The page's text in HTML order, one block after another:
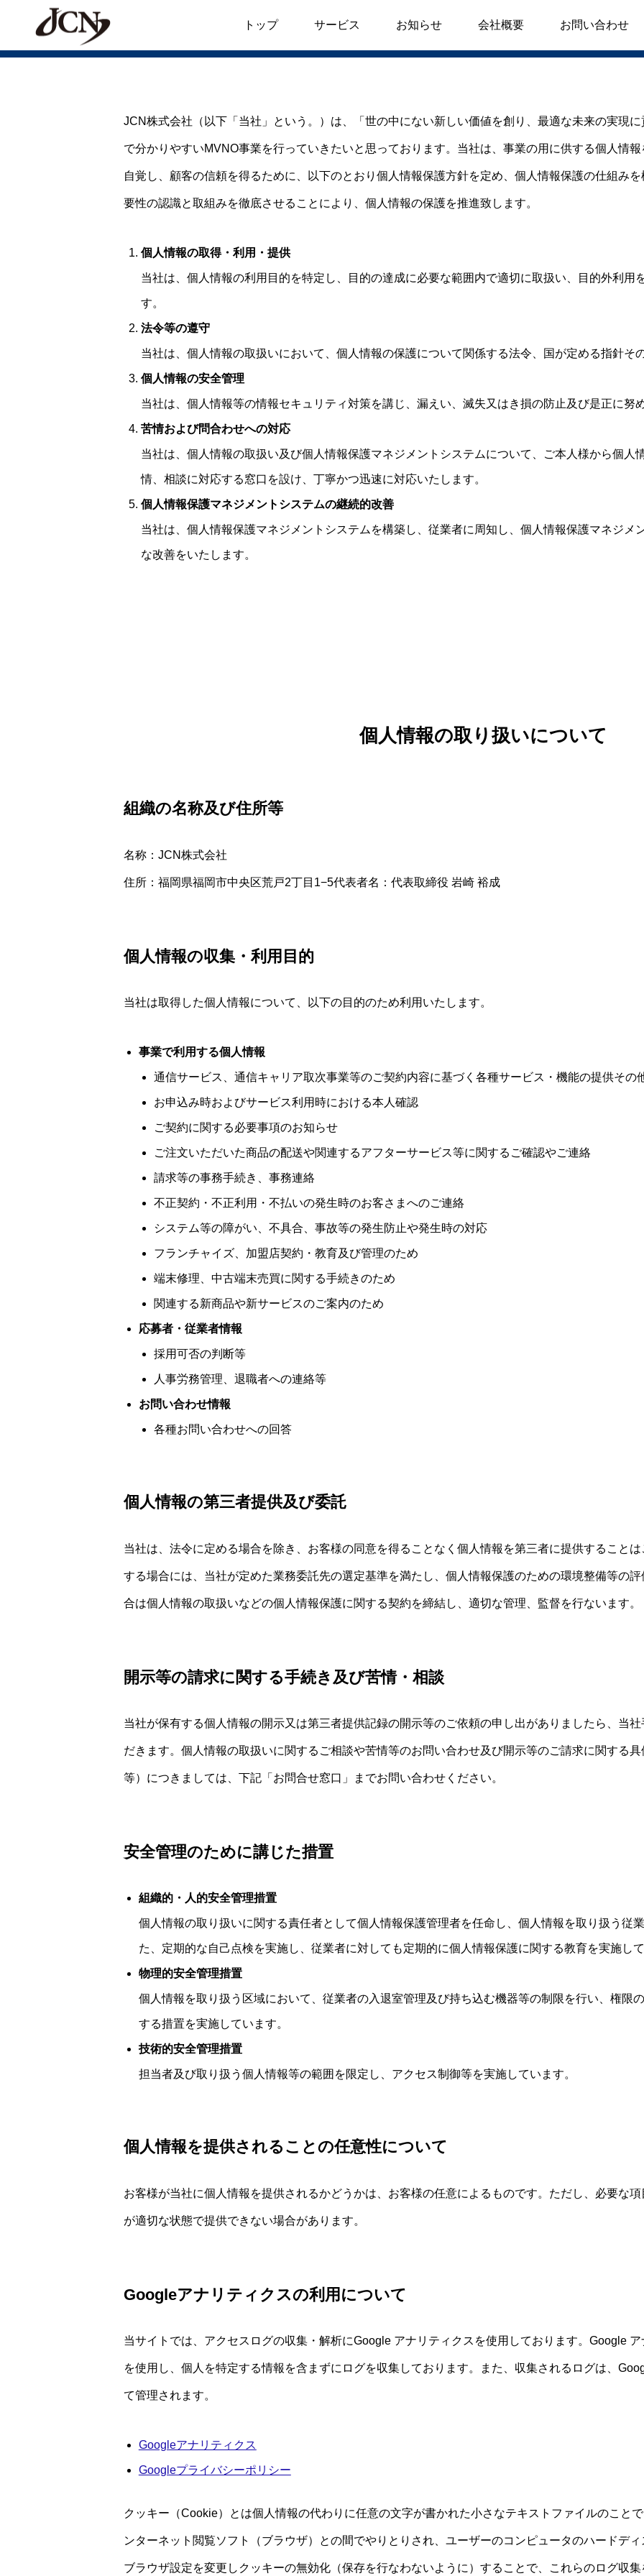
トップ サービス お知らせ 会社概要 お問い合わせ
個人情報保護方針
JCN株式会社（以下「当社」という。）は、「世の中にない新しい価値を創り、最適な未来の実現
で分かりやすいMVNO事業を行っていきたいと思っております。当社は、事業の用に供する個人情
自覚し、顧客の信頼を得るために、以下のとおり個人情報保護方針を定め、個人情報保護の仕組み
要性の認識と取組みを徹底させることにより、個人情報の保護を推進致します。
個人情報の取得・利用・提供
当社は、個人情報の利用目的を特定し、目的の達成に必要な範囲内で適切に取扱い、目的外利用
す。
法令等の遵守
当社は、個人情報の取扱いにおいて、個人情報の保護について関係する法令、国が定める指針そ
個人情報の安全管理
当社は、個人情報等の情報セキュリティ対策を講じ、漏えい、滅失又はき損の防止及び是正に努め
苦情および問合わせへの対応
当社は、個人情報の取扱い及び個人情報保護マネジメントシステムについて、ご本人様から個人
情、相談に対応する窓口を設け、丁寧かつ迅速に対応いたします。
個人情報保護マネジメントシステムの継続的改善
当社は、個人情報保護マネジメントシステムを構築し、従業者に周知し、個人情報保護マネジメ
な改善をいたします。
個人情報の取り扱いについて
組織の名称及び住所等
名称：JCN株式会社
住所：福岡県福岡市中央区荒戸2丁目1−5代表者名：代表取締役 岩崎 裕成
個人情報の収集・利用目的
当社は取得した個人情報について、以下の目的のため利用いたします。
事業で利用する個人情報
通信サービス、通信キャリア取次事業等のご契約内容に基づく各種サービス・機能の提供その
お申込み時およびサービス利用時における本人確認
ご契約に関する必要事項のお知らせ
ご注文いただいた商品の配送や関連するアフターサービス等に関するご確認やご連絡
請求等の事務手続き、事務連絡
不正契約・不正利用・不払いの発生時のお客さまへのご連絡
システム等の障がい、不具合、事故等の発生防止や発生時の対応
フランチャイズ、加盟店契約・教育及び管理のため
端末修理、中古端末売買に関する手続きのため
関連する新商品や新サービスのご案内のため
応募者・従業者情報
採用可否の判断等
人事労務管理、退職者への連絡等
お問い合わせ情報
各種お問い合わせへの回答
個人情報の第三者提供及び委託
当社は、法令に定める場合を除き、お客様の同意を得ることなく個人情報を第三者に提供すること
する場合には、当社が定めた業務委託先の選定基準を満たし、個人情報保護のための環境整備等の
合は個人情報の取扱いなどの個人情報保護に関する契約を締結し、適切な管理、監督を行ないます。
開示等の請求に関する手続き及び苦情・相談
当社が保有する個人情報の開示又は第三者提供記録の開示等のご依頼の申し出がありましたら、当
だきます。個人情報の取扱いに関するご相談や苦情等のお問い合わせ及び開示等のご請求に関する
等）につきましては、下記「お問合せ窓口」までお問い合わせください。
安全管理のために講じた措置
組織的・人的安全管理措置
個人情報の取り扱いに関する責任者として個人情報保護管理者を任命し、個人情報を取り扱う従
た、定期的な自己点検を実施し、従業者に対しても定期的に個人情報保護に関する教育を実施して
物理的安全管理措置
個人情報を取り扱う区域において、従業者の入退室管理及び持ち込む機器等の制限を行い、権限
する措置を実施しています。
技術的安全管理措置
担当者及び取り扱う個人情報等の範囲を限定し、アクセス制御等を実施しています。
個人情報を提供されることの任意性について
お客様が当社に個人情報を提供されるかどうかは、お客様の任意によるものです。ただし、必要な
が適切な状態で提供できない場合があります。
Googleアナリティクスの利用について
当サイトでは、アクセスログの収集・解析にGoogle アナリティクスを使用しております。Google
を使用し、個人を特定する情報を含まずにログを収集しております。また、収集されるログは、
て管理されます。
Googleアナリティクス
Googleプライバシーポリシー
クッキー（Cookie）とは個人情報の代わりに任意の文字が書かれた小さなテキストファイルのこと
ンターネット閲覧ソフト（ブラウザ）との間でやりとりされ、ユーザーのコンピュータのハードディ
ブラウザ設定を変更しクッキーの無効化（保存を行なわないように）することで、これらのログ収集